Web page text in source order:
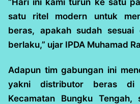
“Hari ini kami turun ke satu
satu ritel modern untuk
beras, apakah sudah sesuai
berlaku,” ujar IPDA Muhamad
Adapun tim gabungan ini
yakni distributor beras di
Kecamatan Bungku